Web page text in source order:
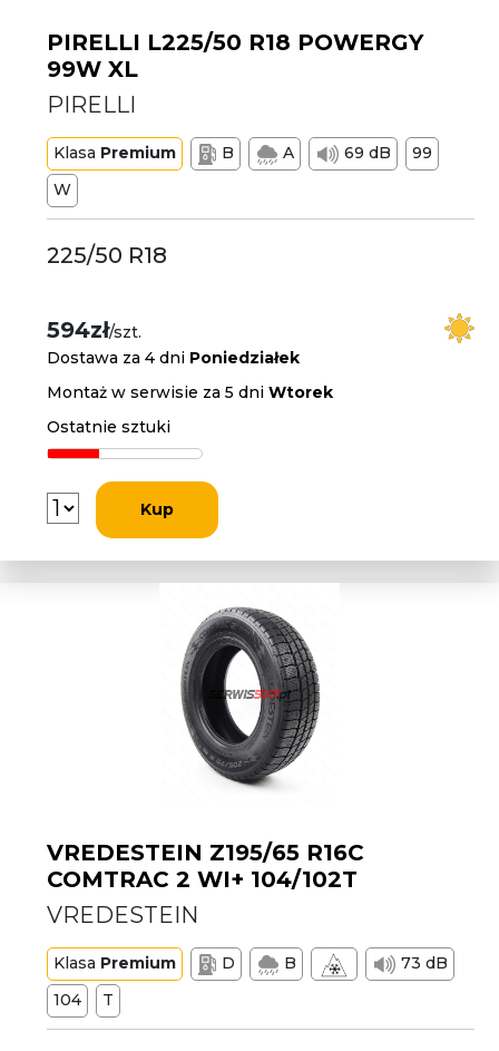
PIRELLI L225/50 R18 POWERGY
99W XL
PIRELLI
Klasa Premium B A 69 dB
99
W
225/50 R18
594zł/szt.
Dostawa za 4 dni Poniedziałek
Montaż w serwisie za 5 dniWtorek
Ostatnie sztuki
Kup
VREDESTEIN Z195/65 R16C
COMTRAC 2 WI+ 104/102T
VREDESTEIN
Klasa Premium D B
73 dB
104
T